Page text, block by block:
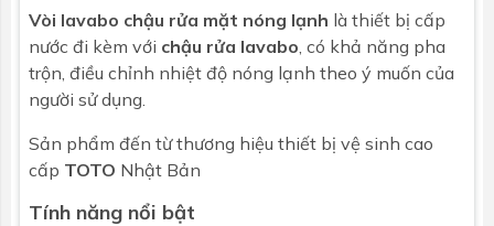
Bảo hành Nhấp để xem chính sách bảo hành
Vòi lavabo chậu rửa mặt nóng lạnh là thiết bị cấp
nước đi kèm với chậu rửa lavabo , có khả năng pha
trộn, điều chỉnh nhiệt độ nóng lạnh theo ý muốn của
người sử dụng.
Sản phẩm đến từ thương hiệu thiết bị vệ sinh cao
cấp TOTO Nhật Bản
Tính năng nổi bật